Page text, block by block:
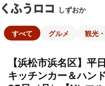
しずおか
すべて グルメ 観光
【浜松市浜名区】平
キッチンカー＆ハン